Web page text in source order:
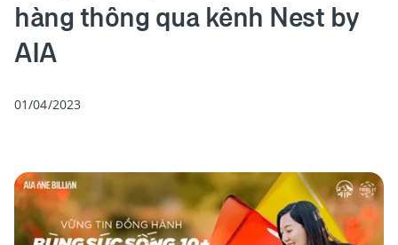
hàng thông qua kênh Nest by
AIA
01/04/2023